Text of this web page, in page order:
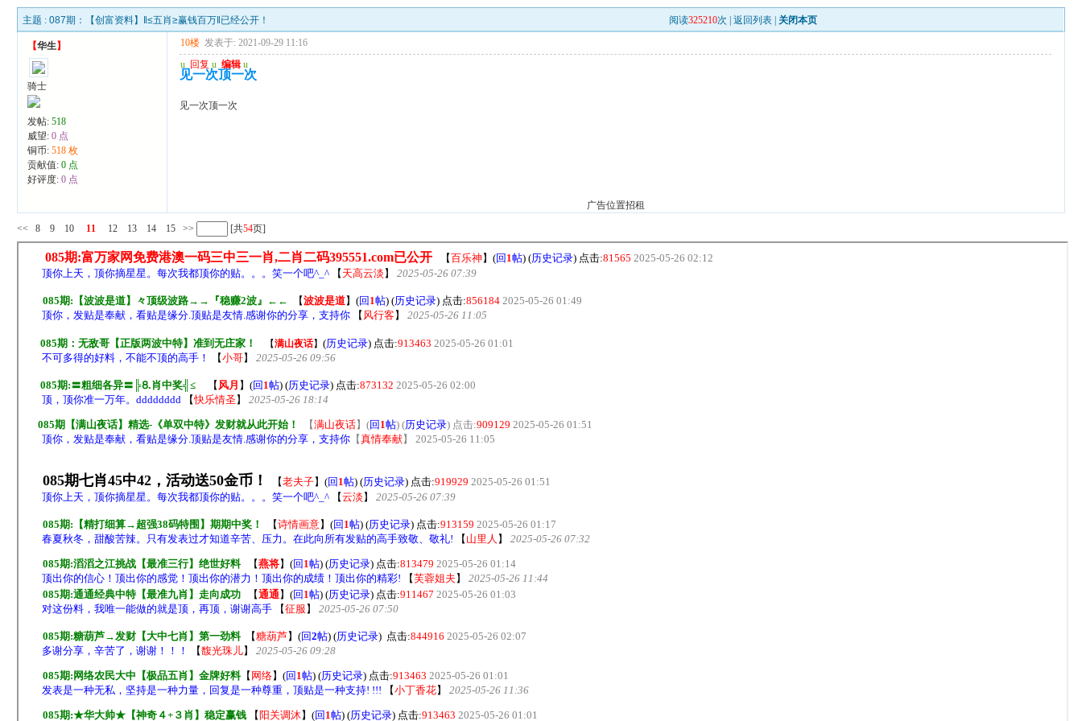
主题 :087期：【创富资料】‖≤五肖≥赢钱百万‖已经公开！ 阅读325210次 |返回列表 关闭本页
【华生】
骑士
发帖:518
威望:0 点
铜币:518 枚
贡献值:0 点
好评度:0 点
10楼 发表于: 2021-09-29 11:16
u 回复 u 编辑 u
见一次顶一次
见一次顶一次
广告位置招租
<< 8 9 10 11 12 13 14 15 >> [共54页]